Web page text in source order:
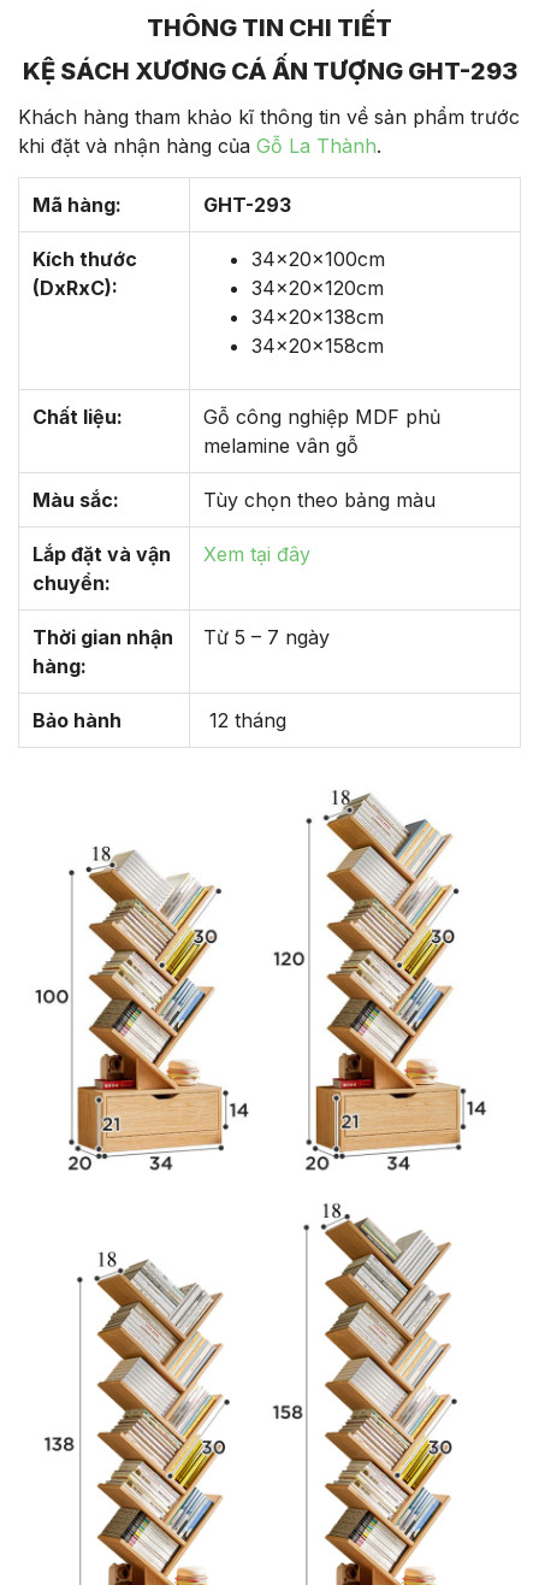
THÔNG TIN CHI TIẾT
KỆ SÁCH XƯƠNG CÁ ẤN TƯỢNG GHT-293
Khách hàng tham khảo kĩ thông tin về sản phẩm trước
khi đặt và nhận hàng của Gỗ La Thành.
Mã hàng: GHT-293
Kích thước
(DxRxC):
34x20x100cm
34x20x120cm
34x20x138cm
34x20x158cm
Chất liệu:
Gỗ công nghiệp MDF phủ
melamine vân gỗ
Màu sắc: Tùy chọn theo bảng màu
Lắp đặt và vận
chuyển:
Xem tại đây
Thời gian nhận
hàng:
Từ 5 – 7 ngày
Bảo hành 12 tháng